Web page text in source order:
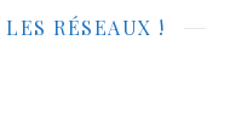
RÉSEAUX !